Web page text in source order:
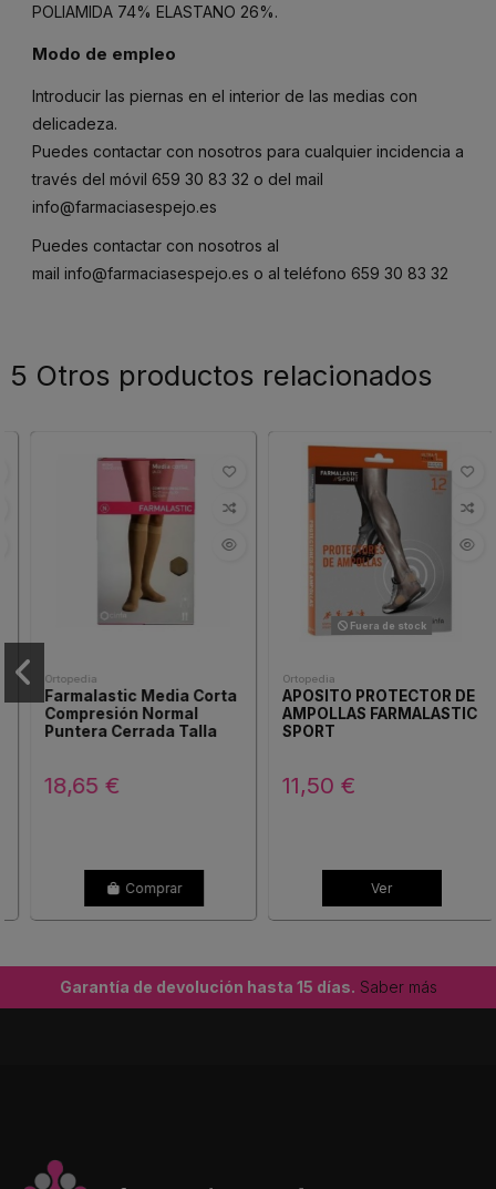
POLIAMIDA 74% ELASTANO 26%.
Modo de empleo
Introducir las piernas en el interior de las medias con
delicadeza.
Puedes contactar con nosotros para cualquier incidencia a
través del móvil 659 30 83 32 o del mail
info@farmaciasespejo.es
Puedes contactar con nosotros al
mail info@farmaciasespejo.es o al teléfono 659 30 83 32
5 Otros productos relacionados
Ortopedia
Farmalastic Media Corta
Compresión Normal
Puntera Cerrada Talla
18,65 €
Comprar
Fuera de stock
Ortopedia
APOSITO PROTECTOR DE
AMPOLLAS FARMALASTIC
SPORT
11,50 €
Ver
Garantía de devolución hasta 15 días. Saber más